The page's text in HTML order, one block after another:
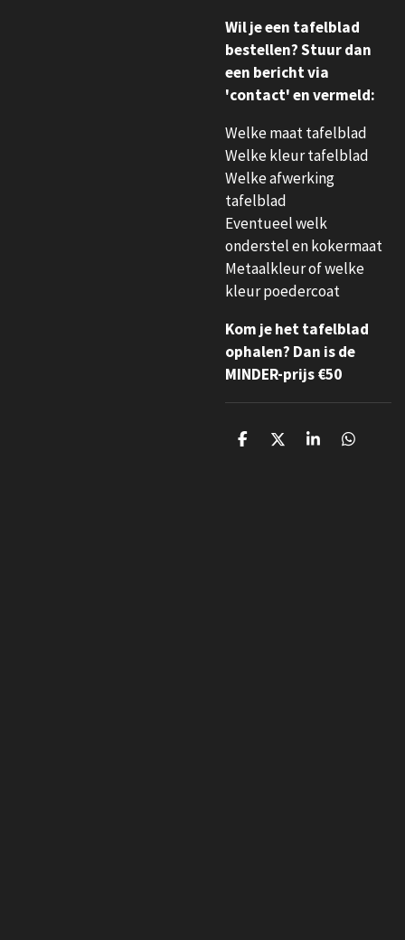
Wil je een tafelblad
bestellen? Stuur dan
een bericht via
'contact' en vermeld:
Welke maat tafelblad
Welke kleur tafelblad
Welke afwerking
tafelblad
Eventueel welk
onderstel en kokermaat
Metaalkleur of welke
kleur poedercoat
Kom je het tafelblad
ophalen? Dan is de
MINDER-prijs €50
D
D
S
D